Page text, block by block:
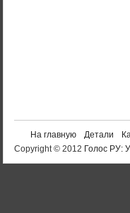
На главную Детали
Copyright © 2012 Голос РУ: